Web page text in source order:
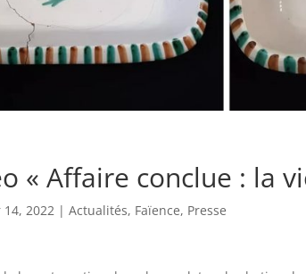
« Affaire conclue : la
14, 2022 | Actualités, Faïence, Presse